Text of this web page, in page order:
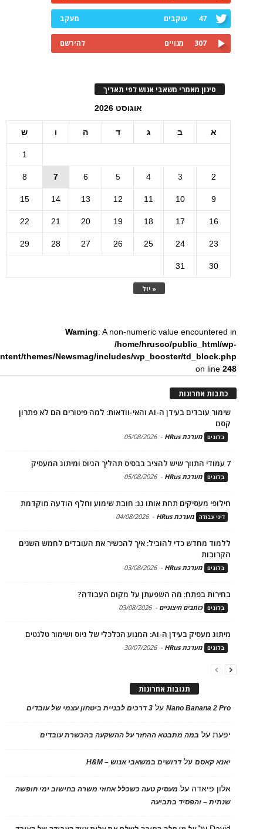
47 עוקבים מעקב
307 מנויים להירשם
סינון מאמרי משאבי אנוש לפי תאריך
אוגוסט 2026
א ב ג ד ה ו ש
« יול
1
2
3
4
5
6
7
8
9
10
11
12
13
14
15
16
17
18
19
20
21
22
23
24
25
26
27
28
29
30
31
Warning: A non-numeric value encountered in
/home/hrusco/public_html/wp-
themes/Newsmag/includes/wp_booster/td_block.php
on line248
כתבות אחרונות
שימור עובדים בעידן ה-AI והאי-וודאות: למה פיטורים הם לא פתרון
קסם
בלוגים מערכת HRus -
05/08/2026
7 עמודי התווך שיש להציב בבסיס תהליך הגיוס ומיתוג המעסיק
בלוגים מערכת HRus -
05/08/2026
חילופי מעסיקים תחת אותו גג: חובת שימוע וחלף הודעה מוקדמת
דיני עבודה מערכת HRus -
04/08/2026
ללמוד מחדש כדי להוביל: איך להכשיר את העובדים לחמש השנים
הקרובות
בלוגים מערכת HRus -
03/08/2026
בחירות בפתח: מה השפעתן על מקום העבודה?
בלוגים כותבים חיצוניים -
03/08/2026
מיתוג מעסיק בעידן ה-AI: המנוע הכלכלי של גיוס ושימור טלנטים
בלוגים מערכת HRus -
30/07/2026
תגובות אחרונות
Nano Banana 2 Proעל 3 דרכים לבניית ביטחון עצמי של עובדים
יפעתעל במה מתבטא ההחזר על ההשקעה בהכשרת עובדים
יאנא קאסםעלדרושים במשאבי אנוש – H&M
אלון פיאדה על מעסיק טעה כשכלל אחוזי משרה בחישוב ימי חופשה
שנתית – והפסיד בתביעה